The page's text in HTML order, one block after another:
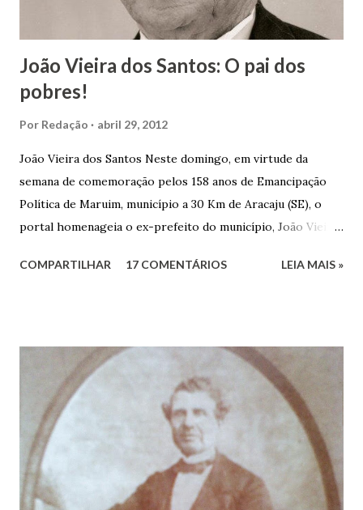
João Vieira dos Santos: O pai dos
pobres!
Por Redação abril 29, 2012
João Vieira dos Santos Neste domingo, em virtude da
semana de comemoração pelos 158 anos de Emancipação
Política de Maruim, município a 30 Km de Aracaju (SE), o
portal homenageia o ex-prefeito do município, João Vieira
Vieira dos Santos e Arlinda Barroso dos Santos, nasceu em
infância pobre, João Vieira não pôde se dedicar aos
estudos, e então passou a colocar o trabalho em primeiro
plano para auxiliar na renda familiar. No comércio foi
garçon, dono de bar, de armarinho e depois de uma
panificação. “Ao contrário de muitos, que renegam suas
raízes e procuram obscurecer seu passado, orgulhava-se
em defender o pão como garçon, tendo incontáveis vezes
COMPARTILHAR 17 COMENTÁRIOS LEIA MAIS »